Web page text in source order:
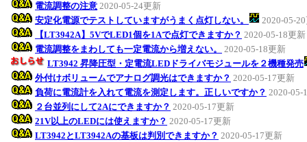
電流調整の注意 2020-05-24更新
安定化電源でテストしていますがうまく点灯しない。
2020-05-
【LT3942A】5VでLED1個を1Aで点灯できますか？ 2020-05-18更新
電流調整をまわしても一定電流から増えない。
2020-05-18更新
LT3942 昇降圧型・定電流LEDドライバモジュールを２機種発売
外付けボリュームでアナログ調光はできますか？ 2020-05-17更新
負荷に電流計を入れて電流を測定します。正しいですか？ 2020-05-
２台並列にして2Aにできますか？ 2020-05-17更新
21V以上のLEDには使えますか？ 2020-05-17更新
LT3942とLT3942Aの基板は判別できますか？ 2020-05-17更新